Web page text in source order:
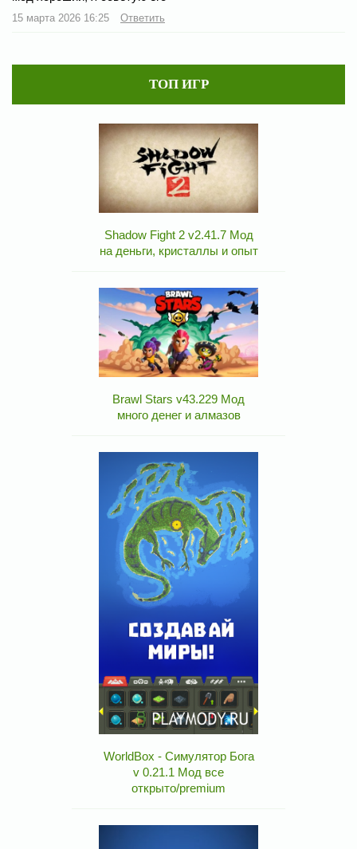
15 марта 2026 16:25 Ответить
ТОП ИГР
Shadow Fight 2 v2.41.7 Мод
на деньги, кристаллы и опыт
Brawl Stars v43.229 Мод
много денег и алмазов
WorldBox - Симулятор Бога
v 0.21.1 Мод все
открыто/premium